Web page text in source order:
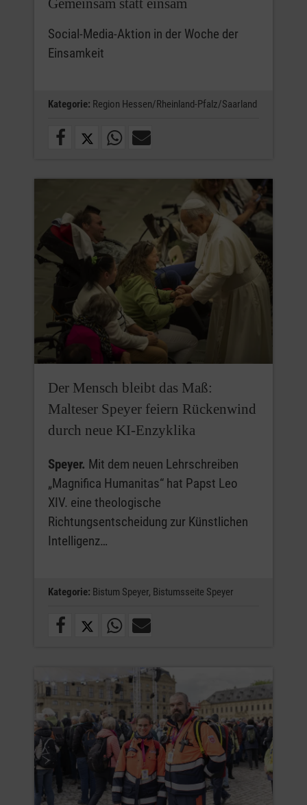
Social-Media-Aktion in der Woche der
Einsamkeit
Kategorie: Region Hessen/Rheinland-Pfalz/Saarland
Der Mensch bleibt das Maß:
Malteser Speyer feiern Rückenwind
durch neue KI-Enzyklika
Speyer. Mit dem neuen Lehrschreiben
„Magnifica Humanitas“ hat Papst Leo
XIV. eine theologische
Richtungsentscheidung zur Künstlichen
Intelligenz…
Kategorie: Bistum Speyer, Bistumsseite Speyer